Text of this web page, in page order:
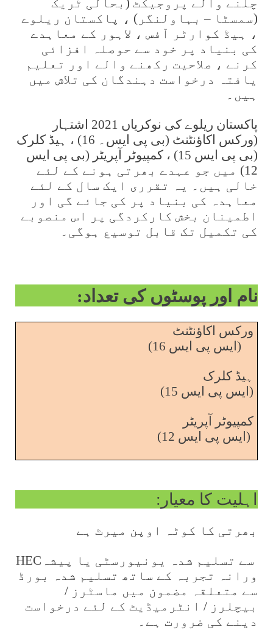
(سمسٹا – بہاولنگر) ، پاکستان ریلوے
، ہیڈ کوارٹر آفس ، لاہور کے معاہدے
کی بنیاد پر خود سے حوصلہ افزائی
کرنے ، صلاحیت رکھنے والے اور تعلیم
یافتہ درخواست دہندگان کی تلاش میں
ہیں۔
پاکستان ریلوے کی نوکریاں 2021 اشتہار
(ورکس اکاؤنٹنٹ (بی پی ایس۔ 16) ، ہیڈ کلرک
(بی پی ایس 15) ، کمپیوٹر آپریٹر (بی پی ایس
12) میں جو عہدے بھرتی ہونے کے لئے
خالی ہیں۔ یہ تقرری ایک سال کے لئے
معاہدہ کی بنیاد پر کی جائے گی اور
اطمینان بخش کارکردگی پر اس منصوبے
کی تکمیل تک قابل توسیع ہوگی۔
نام اور پوسٹوں کی تعداد:
ورکس اکاؤنٹنٹ
(ایس پی ایس 16)
ہیڈ کلرک
(ایس پی ایس 15)
کمپیوٹر آپریٹر
(ایس پی ایس 12)
اہلیت کا معیار:
بھرتی کا کوٹہ اوپن میرٹ ہے
HEC سے تسلیم شدہ یونیورسٹی یا پیشہ
ورانہ تجربہ کے ساتھ تسلیم شدہ بورڈ
سے متعلقہ مضمون میں ماسٹرز /
بیچلرز / انٹرمیڈیٹ کے لئے درخواست
دینے کی ضرورت ہے۔